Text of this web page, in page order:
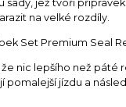
sady, jež tvoří
na velké rozdíly.
Set Premium Seal
že nic lepšího než
pomalejší jízdu a